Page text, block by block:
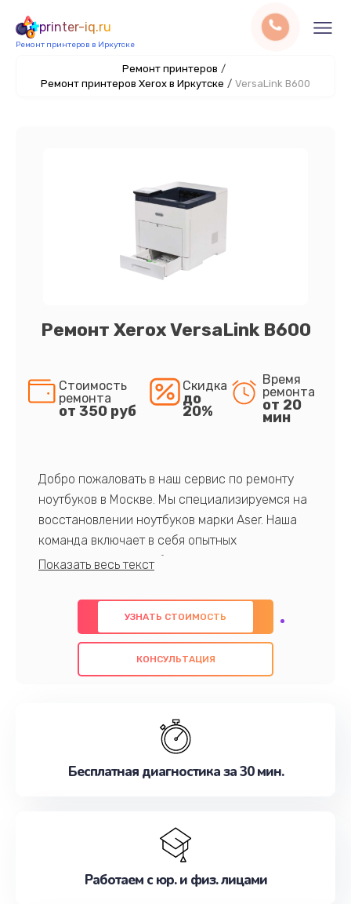
printer-iq.ru
Ремонт принтеров в Иркутске
Ремонт принтеров /
Ремонт принтеров Xerox в Иркутске / VersaLink B600
Ремонт Xerox VersaLink B600
Стоимость
ремонта
от 350 руб
Скидка
до
20%
Время
ремонта
от 20
мин
Добро пожаловать в наш сервис по ремонту
ноутбуков в Москве. Мы специализируемся на
восстановлении ноутбуков марки Aser. Наша
команда включает в себя опытных
профессионалов с обширными знаниями и
предлагаем быстрый и качественный ремонт с
использованием оригинальных компонентов, а
также гарантируем качество всех
проведенных работ. Наша цель - предоставить
наилучшим образом. Не медлите записаться на
УЗНАТЬ СТОИМОСТЬ
КОНСУЛЬТАЦИЯ
Бесплатная диагностика за 30 мин.
Работаем с юр. и физ. лицами